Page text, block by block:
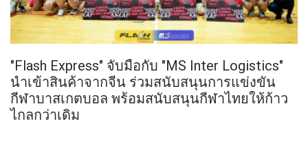
"Flash Express" จับมือกับ "MS Inter Logistics"
นำเข้าสินค้าจากจีน ร่วมสนับสนุนการแข่งขัน
กีฬาบาสเกตบอล พร้อมสนับสนุนกีฬาไทยให้ก้าว
ไกลกว่าเดิม